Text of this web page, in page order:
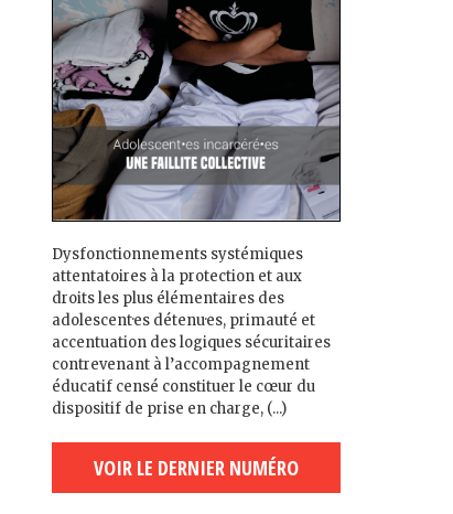
Dysfonctionnements systémiques
attentatoires à la protection et aux
droits les plus élémentaires des
adolescent·es détenu·es, primauté et
accentuation des logiques sécuritaires
contrevenant à l’accompagnement
éducatif censé constituer le cœur du
dispositif de prise en charge, (...)
VOIR LE DERNIER NUMÉRO